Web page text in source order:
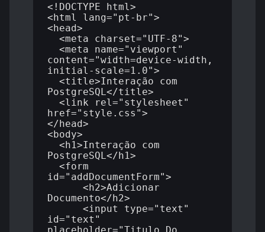
<!DOCTYPE html>
<html lang="pt-br">
<head>
<meta charset="UTF-8">
<meta name="viewport"
content="width=device-width,
initial-scale=1.0">
<title>Interação com
PostgreSQL</title>
<link rel="stylesheet"
href="style.css">
</head>
<body>
<h1>Interação com
PostgreSQL</h1>
<form
id="addDocumentForm">
<h2>Adicionar
Documento</h2>
<input type="text"
id="text"